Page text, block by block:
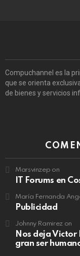
Compuchannel es la
que se orienta
de bienes y servicios
Marsvinzep on
IT Forums en
María Fernanda
Publicidad
Johnny Ramirezon
Nos deja
gran ser